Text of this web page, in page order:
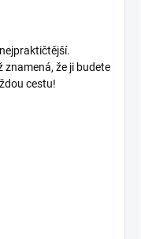
znamená, že ji budete
cestu!